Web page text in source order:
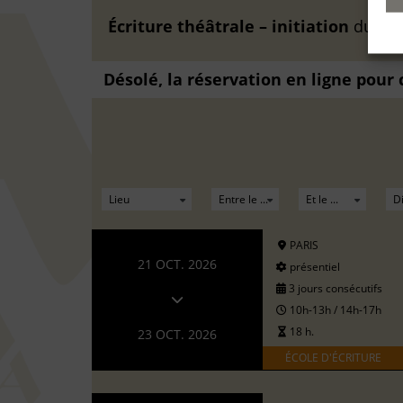
Écriture théâtrale – initiation du
Désolé, la réservation en ligne
21 OCT. 2026
23 OCT. 2026
PARIS
présentiel
3 jours consécutifs
10h-13h / 14h-17h
18 h.
ÉCOLE D'ÉCRITURE